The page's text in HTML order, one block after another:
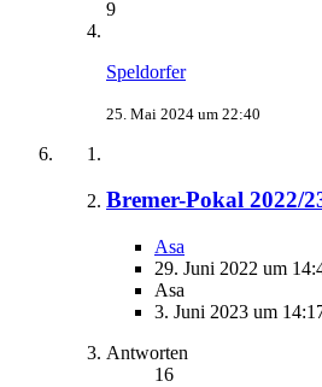
9
Speldorfer
25. Mai 2024 um 22:40
Bremer-Pokal 2022/
Asa
29. Juni 2022 um
Asa
3. Juni 2023 um
Antworten
16